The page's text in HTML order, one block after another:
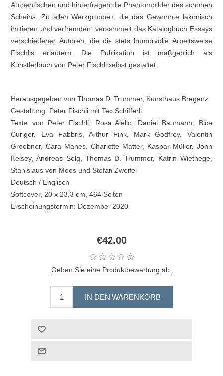
Authentischen und hinterfragen die Phantombilder des schönen
Scheins. Zu allen Werkgruppen, die das Gewohnte lakonisch
imitieren und verfremden, versammelt das Katalogbuch Essays
verschiedener Autoren, die die stets humorvolle Arbeitsweise
Fischlis erläutern. Die Publikation ist maßgeblich als
Künstlerbuch von Peter Fischli selbst gestaltet.
Herausgegeben von Thomas D. Trummer, Kunsthaus Bregenz
Gestaltung: Peter Fischli mit Teo Schifferli
Texte von Peter Fischli, Rosa Aiello, Daniel Baumann, Bice
Curiger, Eva Fabbris, Arthur Fink, Mark Godfrey, Valentin
Groebner, Cara Manes, Charlotte Matter, Kaspar Müller, John
Kelsey, Andreas Selg, Thomas D. Trummer, Katrin Wiethege,
Stanislaus von Moos und Stefan Zweifel
Deutsch / Englisch
Softcover, 20 x 23,3 cm, 464 Seiten
Erscheinungstermin: Dezember 2020
€42.00
Geben Sie eine Produktbewertung ab.